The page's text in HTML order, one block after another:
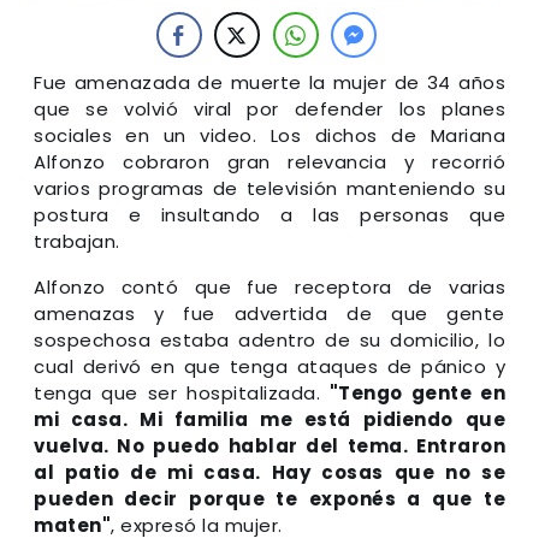
Fue amenazada de muerte la mujer de 34 años
que se volvió viral por defender los planes
sociales en un video. Los dichos de Mariana
Alfonzo cobraron gran relevancia y recorrió
varios programas de televisión manteniendo su
postura e insultando a las personas que
trabajan.
Alfonzo contó que fue receptora de varias
amenazas y fue advertida de que gente
sospechosa estaba adentro de su domicilio, lo
cual derivó en que tenga ataques de pánico y
tenga que ser hospitalizada. "Tengo gente en
mi casa. Mi familia me está pidiendo que
vuelva. No puedo hablar del tema. Entraron
al patio de mi casa. Hay cosas que no se
pueden decir porque te exponés a que te
maten", expresó la mujer.